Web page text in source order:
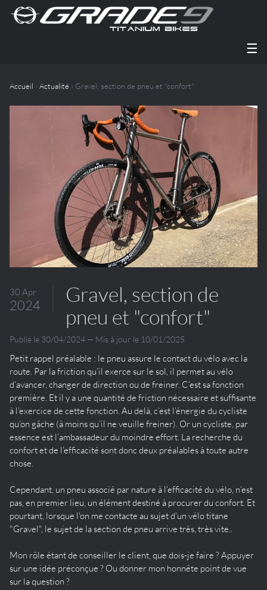
☰
Accueil › Actualité › Gravel, section de pneu et "confort"
30 Apr
2024
Gravel, section de
pneu et "confort"
Publié le 30/04/2024 — Mis à jour le 10/01/2025
Petit rappel préalable : le pneu assure le contact du vélo avec la
route. Par la friction qu’il exerce sur le sol, il permet au vélo
d’avancer, changer de direction ou de freiner. C’est sa fonction
première. Et il y a une quantité de friction nécessaire et suffisante
à l’exercice de cette fonction. Au delà, c’est l’énergie du cycliste
qu’on gâche (à moins qu’il ne veuille freiner). Or un cycliste, par
essence est l’ambassadeur du moindre effort. La recherche du
confort et de l’efficacité sont donc deux préalables à toute autre
chose.
Cependant, un pneu associé par nature à l’efficacité du vélo, n’est
pas, en premier lieu, un élément destiné à procurer du confort. Et
pourtant, lorsque l'on me contacte au sujet d'un vélo titane
"Gravel", le sujet de la section de pneu arrive très, très vite..
Mon rôle étant de conseiller le client, que dois-je faire ? Appuyer
sur une idée préconçue ? Ou donner mon honnête point de vue
sur la question ?